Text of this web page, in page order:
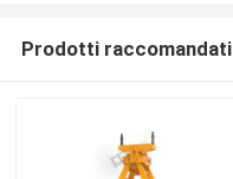
Prodotti raccomandati